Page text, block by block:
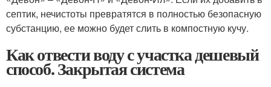
септик, нечистоты превратятся в полностью безопасную
субстанцию, ее можно будет слить в компостную кучу.
Как отвести воду с участка дешевый
способ. Закрытая система